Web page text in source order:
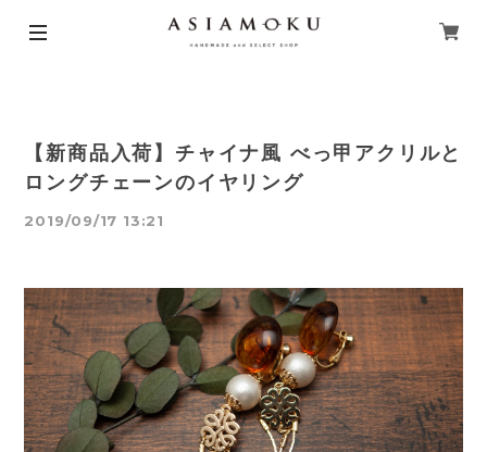
【新商品入荷】チャイナ風 べっ甲アクリルと
ロングチェーンのイヤリング
2019/09/17 13:21